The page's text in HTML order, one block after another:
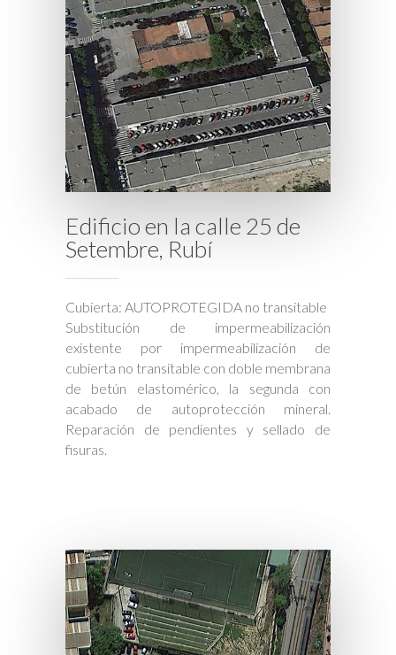
Edificio en la calle 25 de
Setembre, Rubí
Cubierta: AUTOPROTEGIDA no transitable
Substitución de impermeabilización
existente por impermeabilización de
cubierta no transitable con doble membrana
de betún elastomérico, la segunda con
acabado de autoprotección mineral.
Reparación de pendientes y sellado de
fisuras.